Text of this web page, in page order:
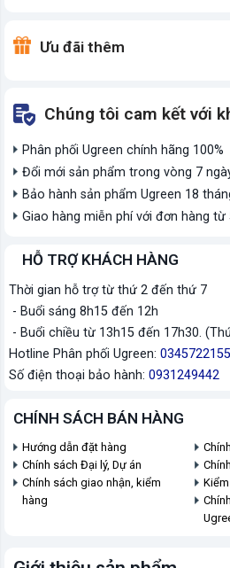
Ưu đãi thêm
Chúng tôi cam kết với
Phân phối Ugreen chính hãng 100%
Đổi mới sản phẩm trong vòng 7
Bảo hành sản phẩm Ugreen 18
Giao hàng miễn phí với đơn hàng từ
HỖ TRỢ KHÁCH HÀNG
Thời gian hỗ trợ từ thứ 2 đến thứ 7
- Buổi sáng 8h15 đến 12h
- Buổi chiều từ 13h15 đến 17h30.
Hotline Phân phối Ugreen: 0345722155
Số điện thoại bảo hành: 0931249442
CHÍNH SÁCH BÁN HÀNG
Hướng dẫn đặt hàng
Chính sách Đại lý, Dự án
Chính sách giao nhận, kiểm
hàng